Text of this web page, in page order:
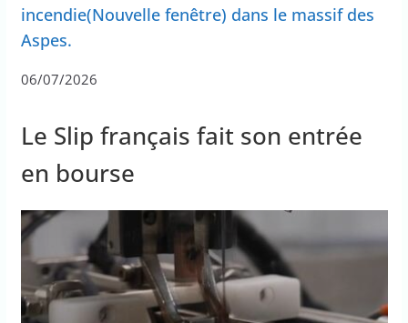
incendie(Nouvelle fenêtre) dans le massif des
Aspes.
06/07/2026
Le Slip français fait son entrée
en bourse